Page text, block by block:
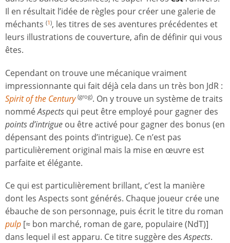
Il en résultait l’idée de règles pour créer une galerie de
méchants (1), les titres de ses aventures précédentes et
leurs illustrations de couverture, afin de définir qui vous
êtes.
Cependant on trouve une mécanique vraiment
impressionnante qui fait déjà cela dans un très bon JdR :
Spirit of the Century (grog). On y trouve un système de traits
nomméAspects qui peut être employé pour gagner des
points d’intrigue ou être activé pour gagner des bonus (en
dépensant des points d’intrigue). Ce n’est pas
particulièrement original mais la mise en œuvre est
parfaite et élégante.
Ce qui est particulièrement brillant, c’est la manière
dont les Aspects sont générés. Chaque joueur crée une
ébauche de son personnage, puis écrit le titre du roman
pulp [≈ bon marché, roman de gare, populaire (NdT)]
dans lequel il est apparu. Ce titre suggère desAspects.